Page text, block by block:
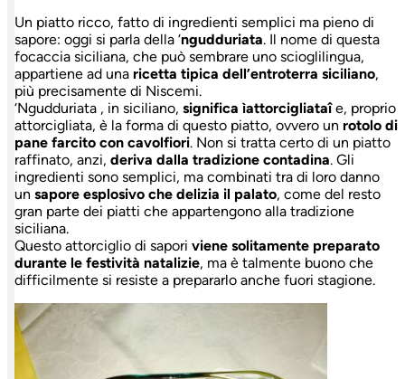
Un piatto ricco, fatto di ingredienti semplici ma pieno di
sapore: oggi si parla della ‘ngudduriata. Il nome di questa
focaccia siciliana, che può sembrare uno scioglilingua,
appartiene ad una ricetta tipica dell’entroterra siciliano,
più precisamente di Niscemi.
‘Ngudduriata , in siciliano, significa ìattorcigliataîe, proprio
attorcigliata, è la forma di questo piatto, ovvero un rotolo di
pane farcito con cavolfiori. Non si tratta certo di un piatto
raffinato, anzi, deriva dalla tradizione contadina. Gli
ingredienti sono semplici, ma combinati tra di loro danno
un sapore esplosivo che delizia il palato, come del resto
gran parte dei piatti che appartengono alla tradizione
siciliana.
Questo attorciglio di sapori viene solitamente preparato
durante le festività natalizie, ma è talmente buono che
difficilmente si resiste a prepararlo anche fuori stagione.